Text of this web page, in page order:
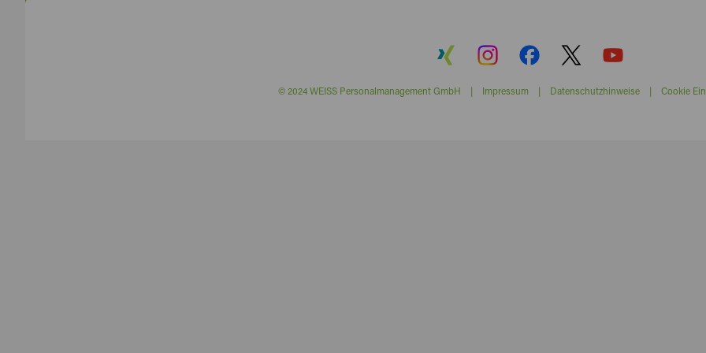
© 2024 WEISS Personalmanagement GmbH | Impressum| Datenschutzhinweise| Cookie